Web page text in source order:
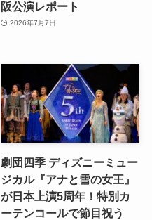
阪公演レポート
2026年7月7日
劇団四季 ディズニーミュー
ジカル『アナと雪の女王』
が日本上演5周年！特別カ
ーテンコールで節目祝う